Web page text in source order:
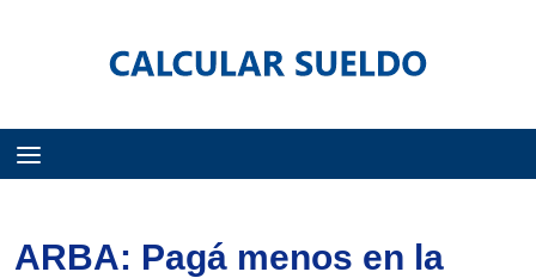
ARBA: Pagá menos en la